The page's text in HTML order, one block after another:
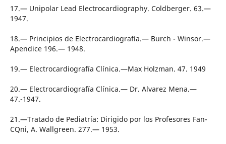
17.— Unipolar Lead Electrocardiography. Coldberger. 63.—
1947.
18.— Principios de Electrocardiografía.— Burch - Winsor.—
Apendice 196.— 1948.
19.— Electrocardiografía Clínica.—Max Holzman. 47. 1949
20.— Electrocardiografía Clínica.— Dr. Alvarez Mena.—
47.-1947.
21.—Tratado de Pediatría: Dirigido por los Profesores Fan-
CQni, A. Wallgreen. 277.— 1953.